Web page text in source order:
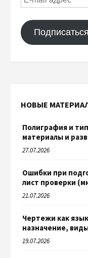
Подписаться
НОВЫЕ
Полиграфия и
материалы и
27.07.2026
Ошибки при
лист проверки
21.07.2026
Чертежи как
назначение,
19.07.2026